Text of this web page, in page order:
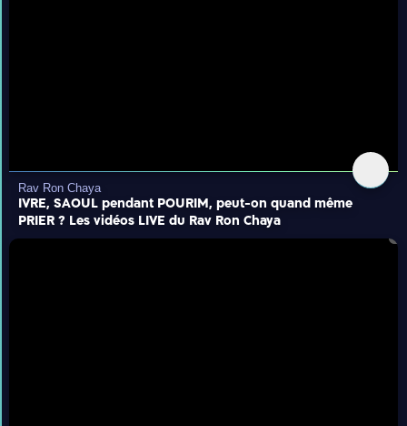
Rav Ron Chaya
IVRE, SAOUL pendant POURIM, peut-on quand même
PRIER ? Les vidéos LIVE du Rav Ron Chaya